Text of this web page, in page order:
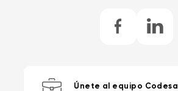
Únete al equipo Codesa